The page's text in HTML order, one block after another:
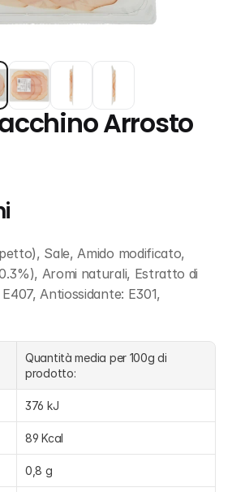
Arrosto
Sale, Amido modificato,
Aromi naturali, Estratto di
Antiossidante: E301,
Quantità media per 100g di
prodotto:
376 kJ
89 Kcal
0,8 g